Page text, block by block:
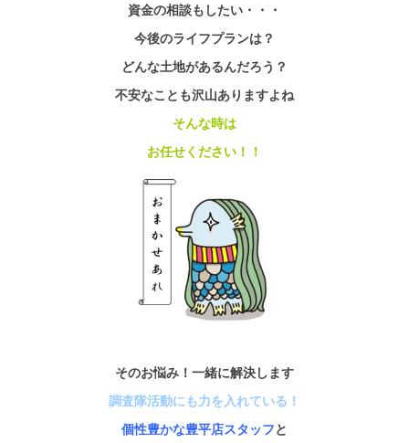
資金の相談もしたい・・・
今後のライフプランは？
どんな土地があるんだろう？
不安なことも沢山ありますよね
そんな時は
お任せください！！
そのお悩み！一緒に解決します
調査隊活動にも力を入れている！
個性豊かな豊平店スタッフと